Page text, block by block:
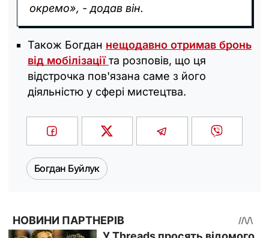
окремо», - додав він.
Також Богдан нещодавно отримав бронь
від мобілізаціїта розповів, що ця
відстрочка пов'язана саме з його
діяльністю у сфері мистецтва.
Богдан Буйлук